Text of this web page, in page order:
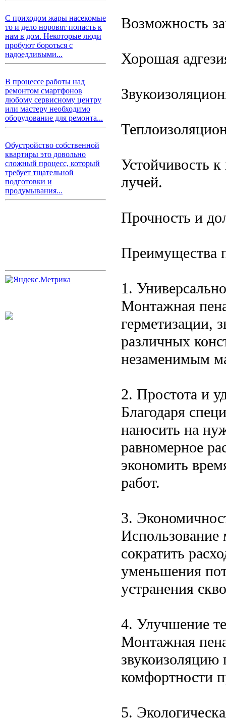
С приходом жары насекомые
то и дело норовят попасть к
нам в дом. Некоторые люди
пробуют бороться с
надоедливыми...
В процессе работы над
ремонтом смартфонов
любому сервисному центру
или мастеру необходимо
оборудование для ремонта...
Обустройство собственной
квартиры это довольно
сложный процесс, который
требует тщательной
подготовки и
продумывания...
Возможность
Хорошая
Устойчивость
лучей.
Прочность и
Преимущества
1.
Монтажная
герметизации,
различных
незаменимым
2. Простота и
Благодаря
наносить на
равномерное
экономить
работ.
3.
Использование
сократить
уменьшения
устранения
4. Улучшение
Монтажная
комфортности
5.